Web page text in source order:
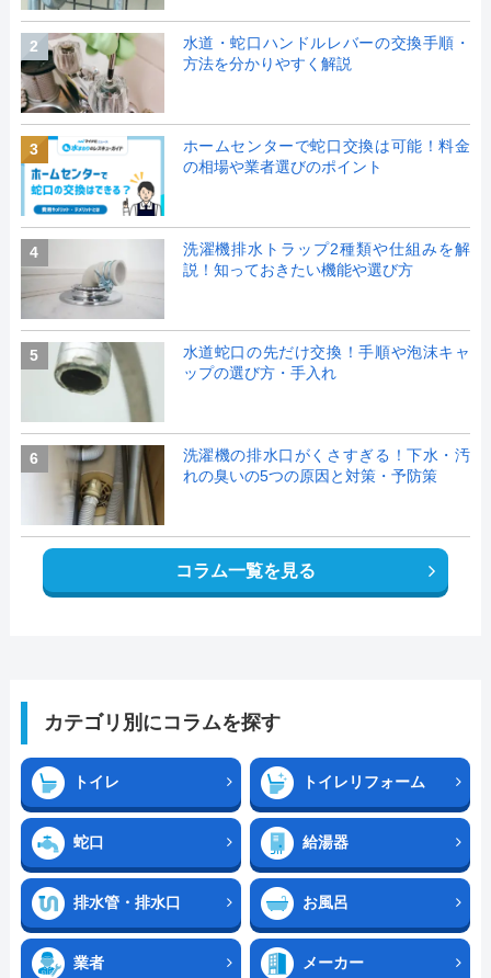
2
水道・蛇口ハンドルレバーの交換手順・
方法を分かりやすく解説
3
ホームセンターで蛇口交換は可能！料金
の相場や業者選びのポイント
4
洗濯機排水トラップ2種類や仕組みを解
説！知っておきたい機能や選び方
5
水道蛇口の先だけ交換！手順や泡沫キャ
ップの選び方・手入れ
6
洗濯機の排水口がくさすぎる！下水・汚
れの臭いの5つの原因と対策・予防策
コラム一覧を見る
カテゴリ別にコラムを探す
トイレ トイレリフォーム
蛇口 給湯器
排水管・排水口 お風呂
業者 メーカー